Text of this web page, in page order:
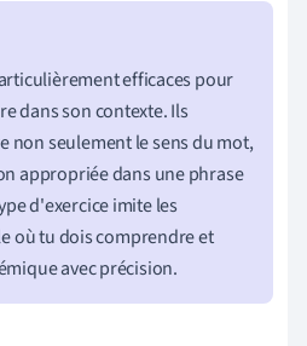
efficaces pour
dans son contexte. Ils
non seulement le sens du mot,
appropriée dans une phrase
d'exercice imite les
où tu dois comprendre et
avec précision.